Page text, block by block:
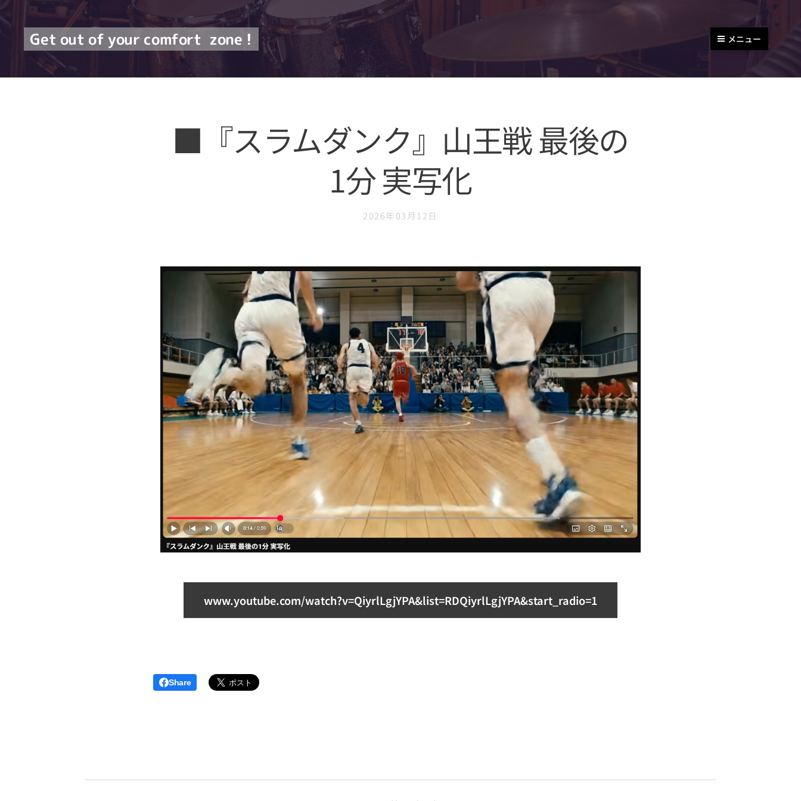
Get out of your comfort zone ! メニュー
■『スラムダンク』山王戦 最後の
1分 実写化
2026年03月12日
www.youtube.com/watch?v=QiyrlLgjYPA&list=RDQiyrlLgjYPA&start_radio=1
Share